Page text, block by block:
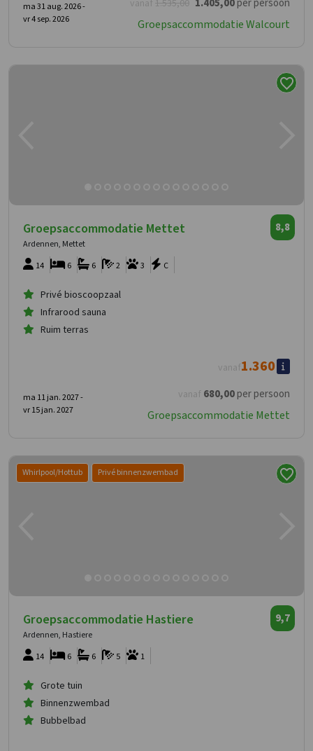
vanaf 1.535,00 1.405,00per persoon
ma 31 aug. 2026 -
vr 4 sep. 2026
Groepsaccommodatie Walcourt
Groepsaccommodatie Mettet
Ardennen, Mettet
8,8
14 3
6 2 C
6
Privé bioscoopzaal
Infrarood sauna
Ruim terras
vanaf 680,00per persoon
vanaf1.360
ma 11 jan. 2027 -
vr 15 jan. 2027
Groepsaccommodatie Mettet
Whirlpool/Hottub Privé binnenzwembad
Groepsaccommodatie Hastiere
Ardennen, Hastiere
9,7
14 1
6 5
6
Grote tuin
Binnenzwembad
Bubbelbad